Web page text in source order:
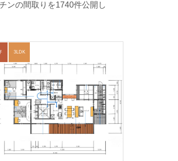
ンの間取りを1740件公開し
3LDK